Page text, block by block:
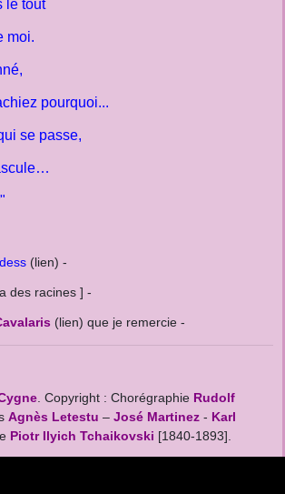
le tout
moi.
pourquoi...
se passe,
(lien) -
des racines ] -
(lien) que je remercie -
. Copyright : Chorégraphie Rudolf
Agnès Letestu – José Martinez - Karl
Piotr Ilyich Tchaikovski [1840-1893].